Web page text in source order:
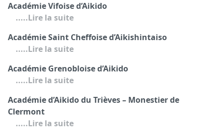
Académie Vifoise d’Aikido
.....Lire la suite
Académie Saint Cheffoise d’Aikishintaiso
.....Lire la suite
Académie Grenobloise d’Aikido
.....Lire la suite
Académie d’Aikido du Trièves – Monestier de
Clermont
.....Lire la suite